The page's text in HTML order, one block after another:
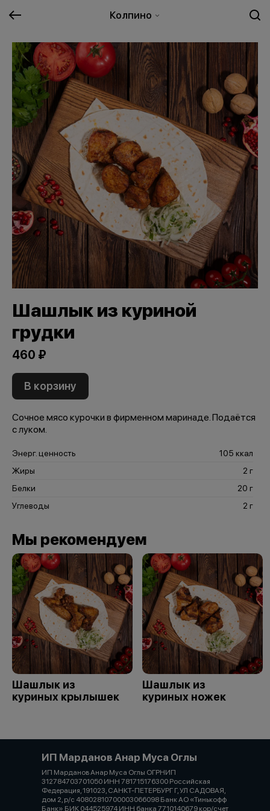
Колпино
Шашлык из куриной
грудки
460 ₽
В корзину
Сочное мясо курочки в фирменном маринаде. Подаётся
с луком.
Энерг. ценность
105 ккал
Жиры
2 г
Белки
20 г
Углеводы
2 г
Мы рекомендуем
Шашлык из
куриных крылышек
Шашлык из
куриных ножек
ИП Марданов Анар Муса Оглы
ИП Марданов Анар Муса Оглы ОГРНИП
312784703701050 ИНН 781715176300 Российская
Федерация, 191023, САНКТ-ПЕТЕРБУРГ Г, УЛ САДОВАЯ,
дом 2, р/с 40802810700003066098 Банк АО «Тинькофф
Банк» БИК 044525974 ИНН банка 7710140679 кор/счет